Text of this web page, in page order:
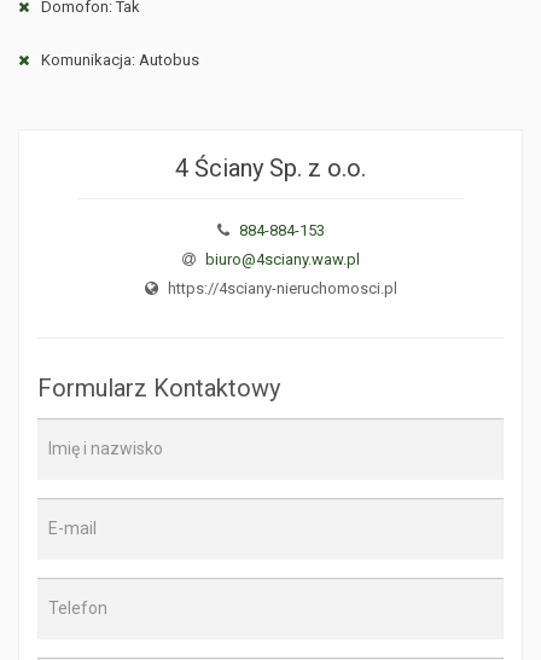
Domofon: Tak
Komunikacja: Autobus
4 Ściany Sp. z o.o.
884-884-153
biuro@4sciany.waw.pl
https://4sciany-nieruchomosci.pl
Formularz Kontaktowy